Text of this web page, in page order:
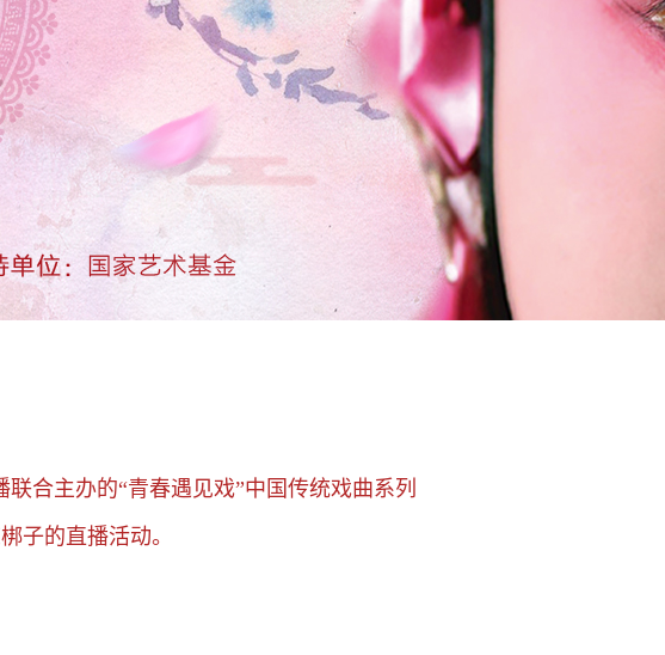
合主办的“青春遇见戏”中国传统戏曲系列
子的直播活动。